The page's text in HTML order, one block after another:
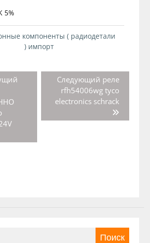
5%
компоненты ( радиодетали
) импорт
ПредыдущаяСледующий Следующая
запись:
реле
rfh54006wg tyco
electronics schrack